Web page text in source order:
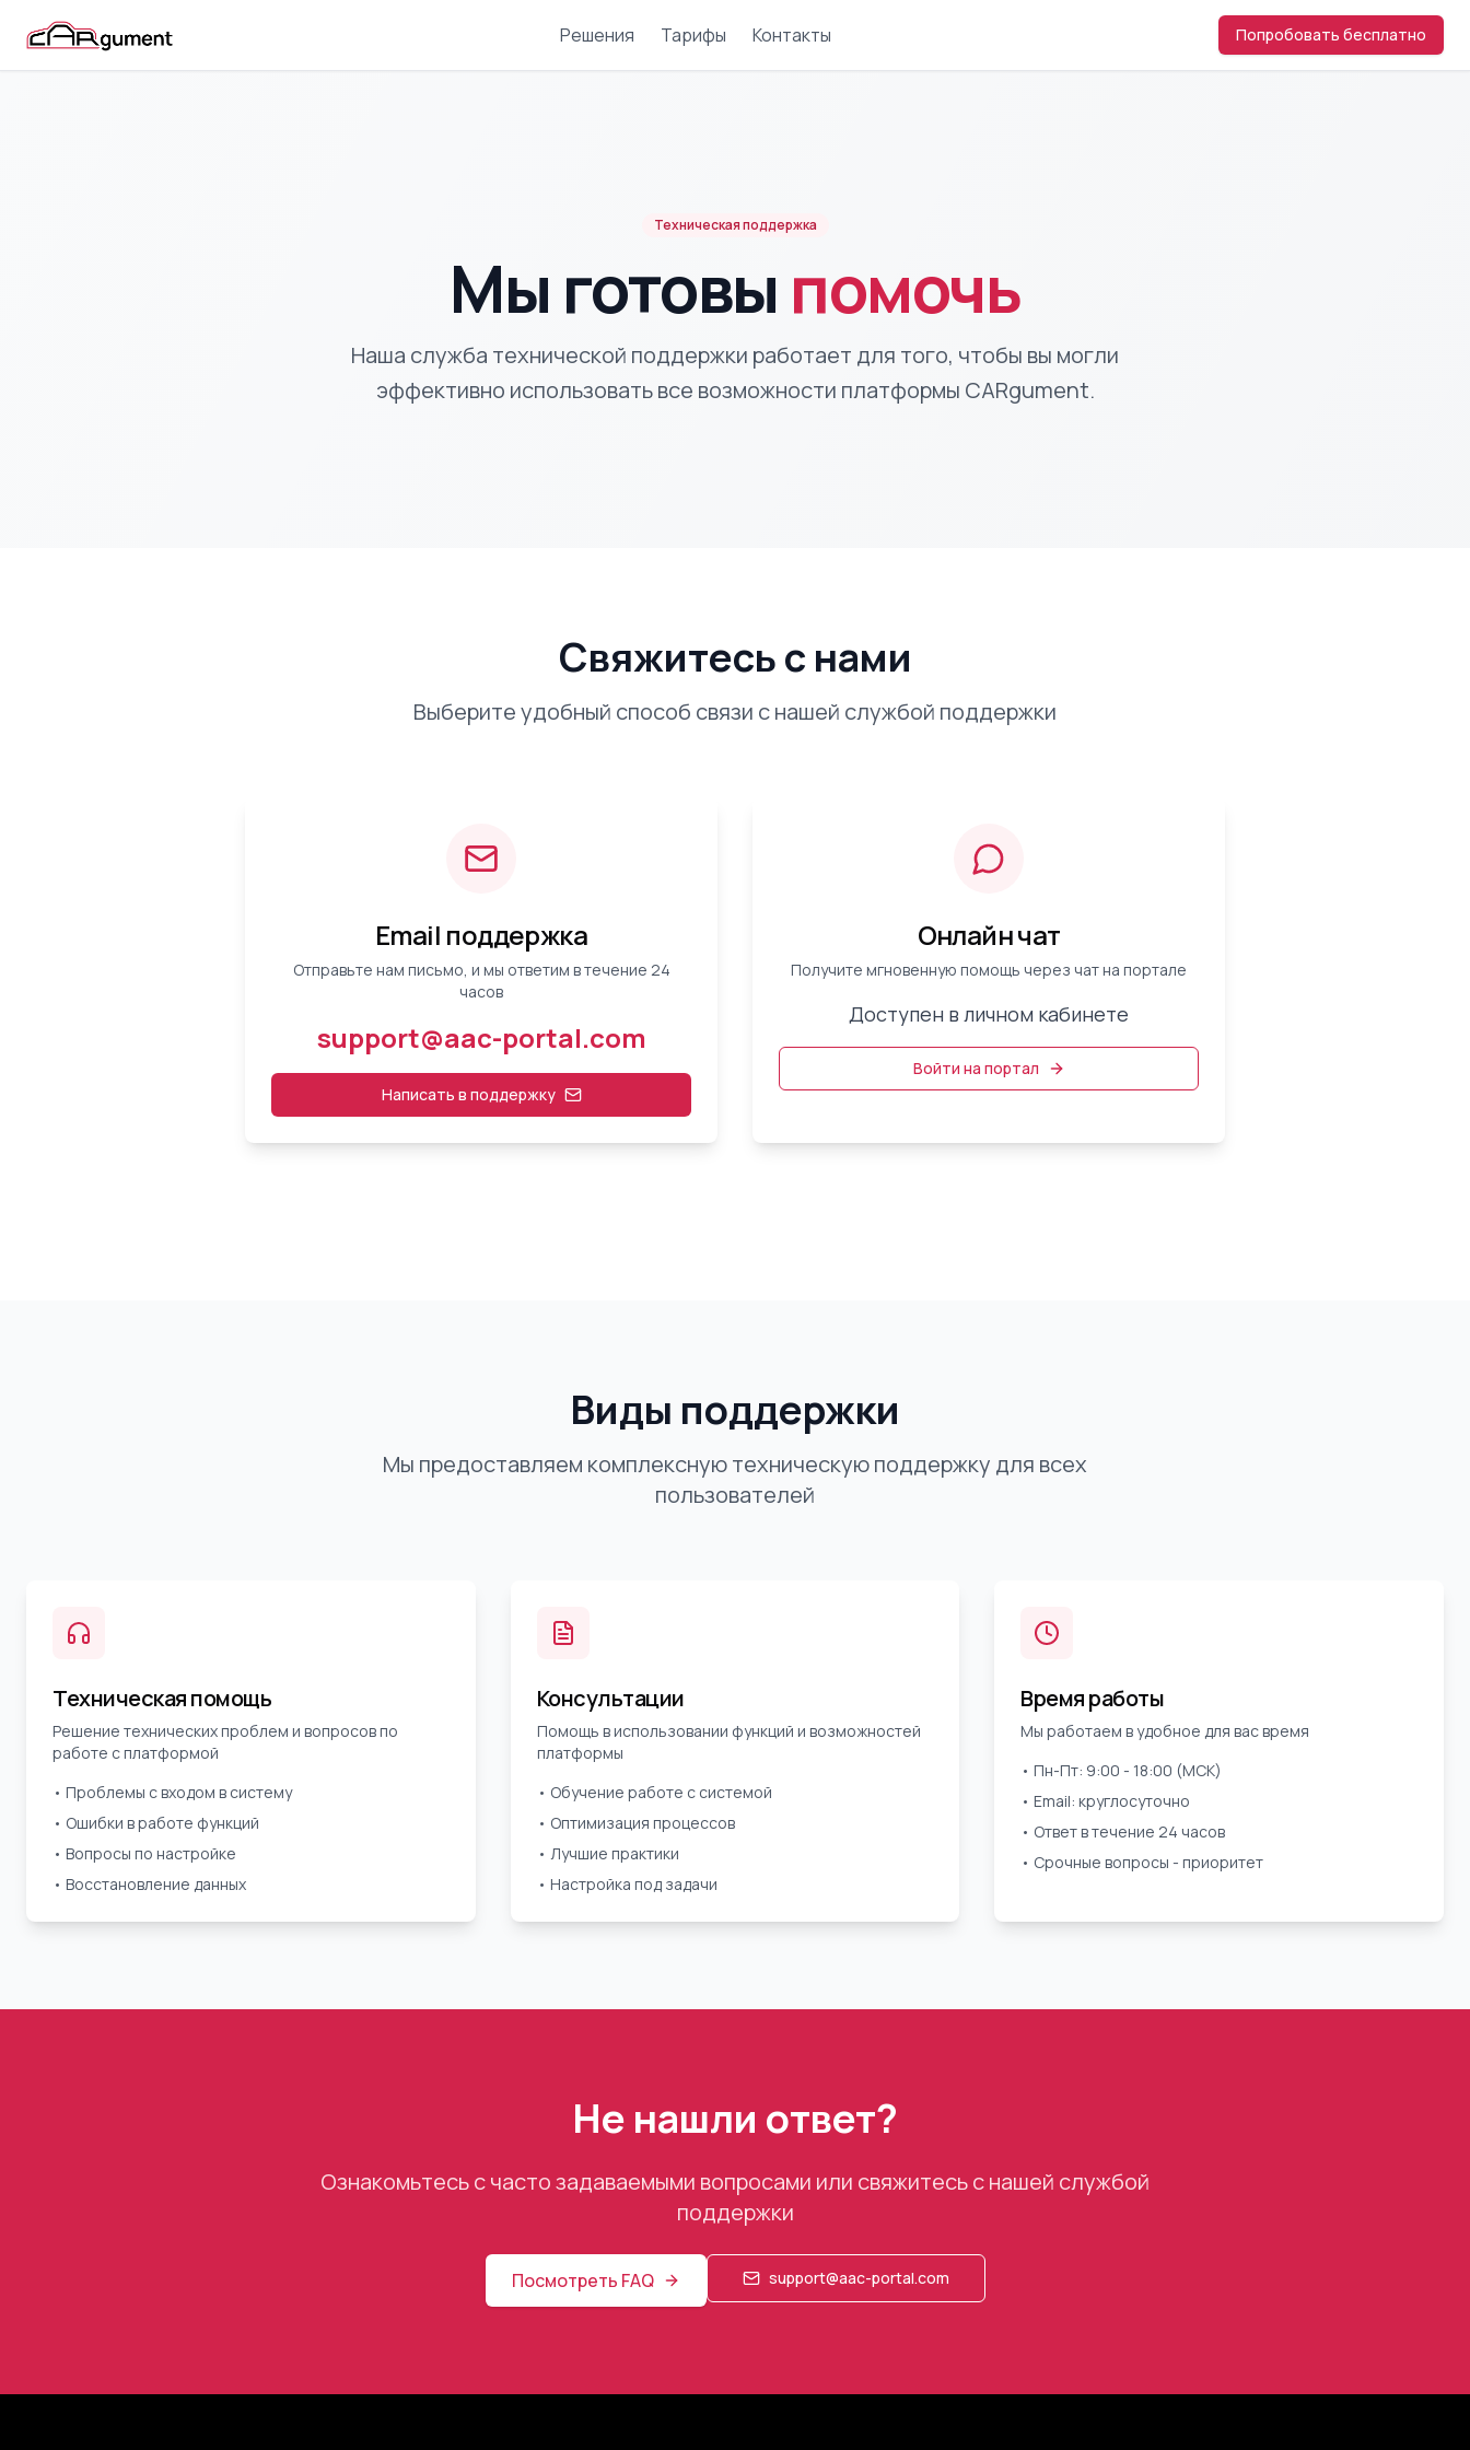
Решения Тарифы Контакты Попробовать бесплатно
Техническая поддержка
Мы готовы помочь
Наша служба технической поддержки работает для того, чтобы вы могли
эффективно использовать все возможности платформы CARgument.
Свяжитесь с нами
Выберите удобный способ связи с нашей службой поддержки
Email поддержка
Отправьте нам письмо, и мы ответим в течение 24
часов
support@aac-portal.com
Написать в поддержку
Онлайн чат
Получите мгновенную помощь через чат на портале
Доступен в личном кабинете
Войти на портал
Виды поддержки
Мы предоставляем комплексную техническую поддержку для всех
пользователей
Техническая помощь
Решение технических проблем и вопросов по
работе с платформой
• Проблемы с входом в систему
• Ошибки в работе функций
• Вопросы по настройке
• Восстановление данных
Консультации
Помощь в использовании функций и возможностей
платформы
• Обучение работе с системой
• Оптимизация процессов
• Лучшие практики
• Настройка под задачи
Время работы
Мы работаем в удобное для вас время
• Пн-Пт: 9:00 - 18:00 (МСК)
• Email: круглосуточно
• Ответ в течение 24 часов
• Срочные вопросы - приоритет
Не нашли ответ?
Ознакомьтесь с часто задаваемыми вопросами или свяжитесь с нашей службой
поддержки
Посмотреть FAQ support@aac-portal.com